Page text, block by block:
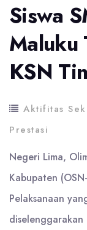
Siswa
Maluku
KSN
Aktifitas
Prestasi
Negeri Lima,
Kabupaten
Pelaksanaan